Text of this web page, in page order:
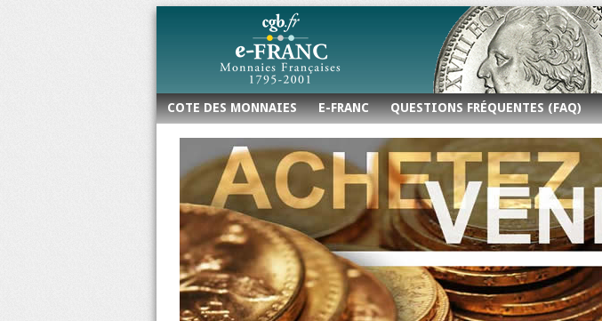
COTE DES MONNAIES E-FRANC QUESTIONS FRÉQUENTES (FAQ)